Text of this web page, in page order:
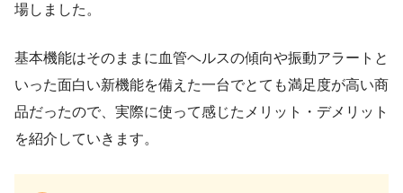
場しました。
基本機能はそのままに血管ヘルスの傾向や振動アラートと
いった面白い新機能を備えた一台でとても満足度が高い商
品だったので、実際に使って感じたメリット・デメリット
を紹介していきます。